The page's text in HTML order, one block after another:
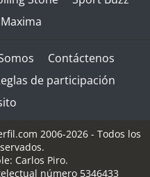
Maxima
Contáctenos
de participación
2006-2026 - Todos los
Carlos Piro.
número 5346433